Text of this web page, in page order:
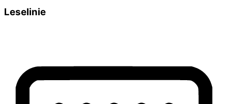
Leselinie